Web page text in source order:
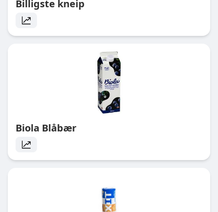
Billigste kneip
Biola Blåbær